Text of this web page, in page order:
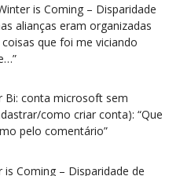
is Coming – Disparidade
alianças eram organizadas
que foi me viciando
”
Bi: conta microsoft sem
como criar conta): “Que
pelo comentário”
is Coming – Disparidade de